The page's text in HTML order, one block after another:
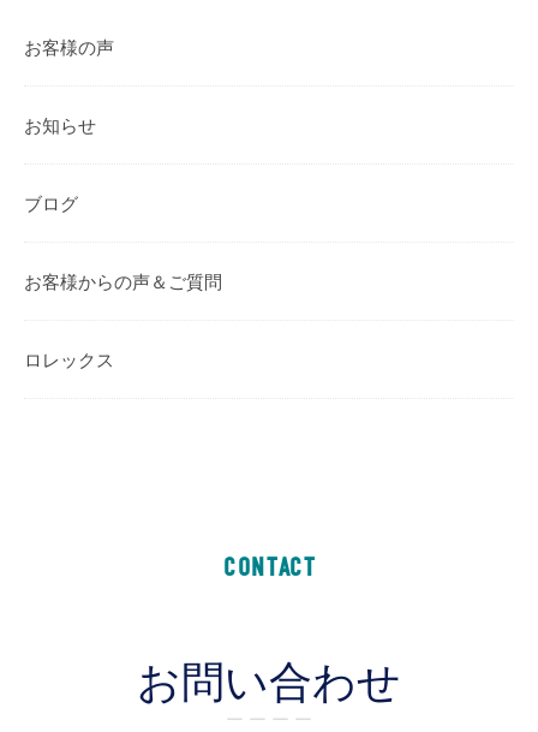
お客様の声
お知らせ
ブログ
お客様からの声＆ご質問
ロレックス
CONTACT
お問い合わせ
ー ー ー ー